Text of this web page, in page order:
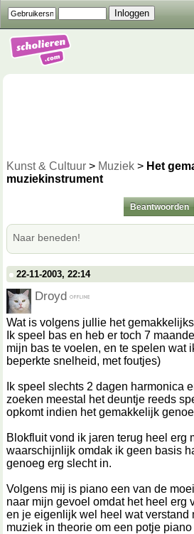
Kunst & Cultuur > Muziek > Het
muziekinstrument
Beantwoorden
Naar beneden!
22-11-2003, 22:14
Droyd
Wat is volgens jullie het
Ik speel bas en heb er toch 7
mijn bas te voelen, en te spelen wat
beperkte snelheid, met foutjes)
Ik speel slechts 2 dagen harmonica
zoeken meestal het deuntje reeds
opkomt indien het gemakkelijk
Blokfluit vond ik jaren terug heel erg
waarschijnlijk omdak ik geen basis
genoeg erg slecht in.
Volgens mij is piano een van de
naar mijn gevoel omdat het heel erg
en je eigenlijk wel heel wat verstand
muziek in theorie om een potje